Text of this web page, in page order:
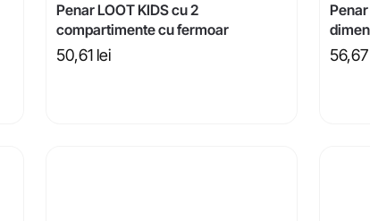
Penar LOOT KIDS cu 2
compartimente cu fermoar
50,61 lei 56,67